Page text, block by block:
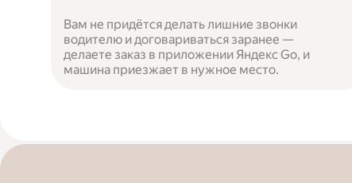
Вам не придётся делать лишние звонки
водителю и договариваться заранее —
делаете заказ в приложении Яндекс Go, и
машина приезжает в нужное место.